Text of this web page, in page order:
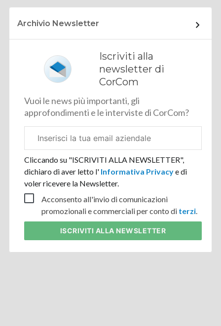
Archivio Newsletter
Iscriviti alla
newsletter di
CorCom
Vuoi le news più importanti, gli
approfondimenti e le interviste di CorCom?
aziendale
Cliccando su "ISCRIVITI ALLA NEWSLETTER",
dichiaro di aver letto l' Informativa Privacye di
voler ricevere la Newsletter.
Acconsento all'invio di comunicazioni
promozionali e commerciali per conto di terzi
ISCRIVITI ALLA NEWSLETTER